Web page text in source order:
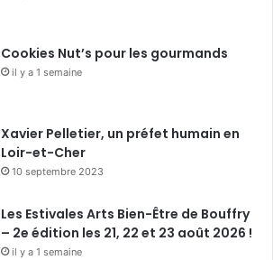
Cookies Nut’s pour les gourmands
il y a 1 semaine
Xavier Pelletier, un préfet humain en
Loir-et-Cher
10 septembre 2023
Les Estivales Arts Bien-Être de Bouffry
– 2e édition les 21, 22 et 23 août 2026 !
il y a 1 semaine